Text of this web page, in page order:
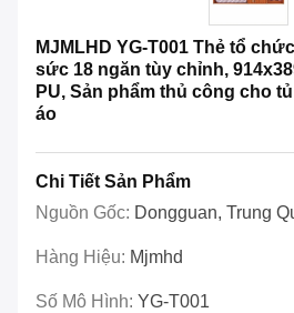
MJMLHD YG-T001 Thẻ tổ
sức 18 ngăn tùy chỉnh,
PU, Sản phẩm thủ công cho
áo
Chi Tiết Sản Phẩm
Nguồn Gốc: Dongguan, Trung
Hàng Hiệu: Mjmhd
Số Mô Hình: YG-T001